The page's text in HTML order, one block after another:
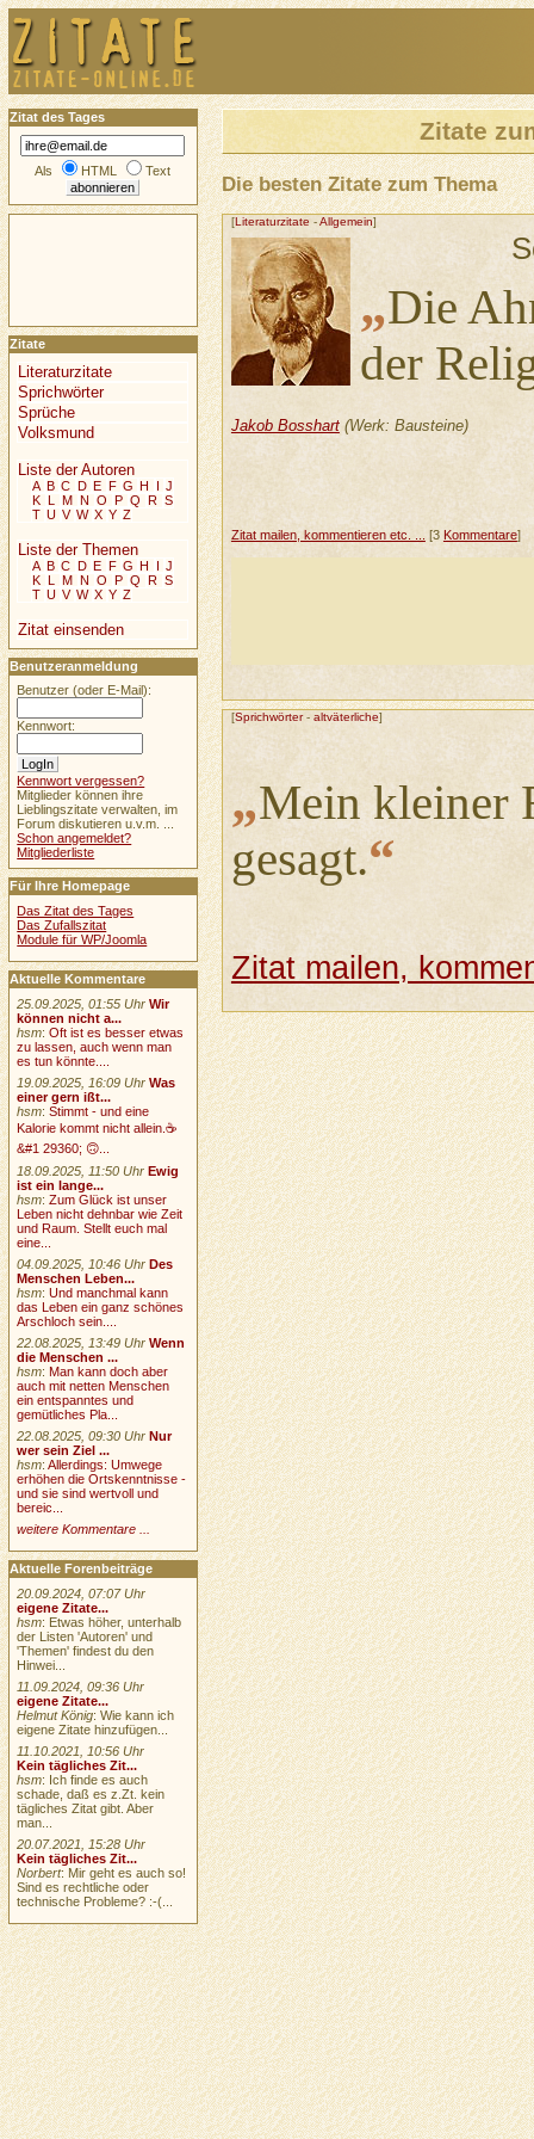
Zitate
Die besten Zitate zum Thema
[Literaturzitate -Allgemein]
„Die
der
Jakob Bosshart(Werk: Bausteine)
Zitat mailen, kommentieren etc. ... [3 Kommentare]
[Sprichwörter- altväterliche]
„Mein kleiner
gesagt.“
Zitat mailen,
Zitat des Tages
Als HTML Text
Zitate
Literaturzitate
Sprichwörter
Sprüche
Volksmund
Liste der Autoren
A B C D E F G H I J
K L M N O P Q R S
T U V W X Y Z
Liste der Themen
A B C D E F G H I J
K L M N O P Q R S
T U V W X Y Z
Zitat einsenden
Benutzeranmeldung
Benutzer (oder E-Mail):
Kennwort:
Kennwort vergessen?
Mitglieder können ihre
Lieblingszitate verwalten, im
Forum diskutieren u.v.m. ...
Schon angemeldet?
Mitgliederliste
Für Ihre Homepage
Das Zitat des Tages
Das Zufallszitat
Module für WP/Joomla
Aktuelle Kommentare
25.09.2025, 01:55 Uhr Wir
können nicht a...
hsm:Oft ist es besser etwas
zu lassen, auch wenn man
es tun könnte....
19.09.2025, 16:09 Uhr Was
einer gern ißt...
hsm:Stimmt - und eine
Kalorie kommt nicht allein.☕
&#1 29360; 🙃...
18.09.2025, 11:50 Uhr Ewig
ist ein lange...
hsm:Zum Glück ist unser
Leben nicht dehnbar wie Zeit
und Raum. Stellt euch mal
eine...
04.09.2025, 10:46 Uhr Des
Menschen Leben...
hsm:Und manchmal kann
das Leben ein ganz schönes
Arschloch sein....
22.08.2025, 13:49 Uhr Wenn
die Menschen ...
hsm:Man kann doch aber
auch mit netten Menschen
ein entspanntes und
gemütliches Pla...
22.08.2025, 09:30 Uhr Nur
wer sein Ziel ...
hsm:Allerdings: Umwege
erhöhen die Ortskenntnisse -
und sie sind wertvoll und
bereic...
weitere Kommentare ...
Aktuelle Forenbeiträge
20.09.2024, 07:07 Uhr
eigene Zitate...
hsm: Etwas höher, unterhalb
der Listen 'Autoren' und
'Themen' findest du den
Hinwei...
11.09.2024, 09:36 Uhr
eigene Zitate...
Helmut König: Wie kann ich
eigene Zitate hinzufügen...
11.10.2021, 10:56 Uhr
Kein tägliches Zit...
hsm: Ich finde es auch
schade, daß es z.Zt. kein
tägliches Zitat gibt. Aber
man...
20.07.2021, 15:28 Uhr
Kein tägliches Zit...
Norbert: Mir geht es auch so!
Sind es rechtliche oder
technische Probleme? :-(...